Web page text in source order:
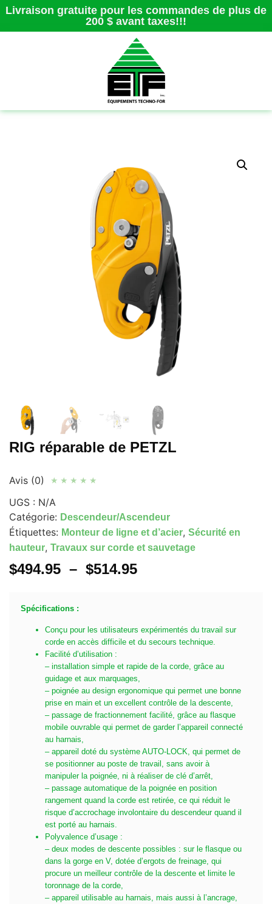
Livraison gratuite pour les commandes de plus de
200 $ avant taxes!!!
RIG réparable de PETZL
Avis (0) ★ ★ ★ ★ ★
UGS : N/A
Catégorie: Descendeur/Ascendeur
Étiquettes: Monteur de ligne et d’acier, Sécurité en
hauteur, Travaux sur corde et sauvetage
$494.95 – $514.95
Spécifications :
Conçu pour les utilisateurs expérimentés du travail sur
corde en accès difficile et du secours technique.
Facilité d’utilisation :
– installation simple et rapide de la corde, grâce au
guidage et aux marquages,
– poignée au design ergonomique qui permet une bonne
prise en main et un excellent contrôle de la descente,
– passage de fractionnement facilité, grâce au flasque
mobile ouvrable qui permet de garder l’appareil connecté
au harnais,
– appareil doté du système AUTO-LOCK, qui permet de
se positionner au poste de travail, sans avoir à
manipuler la poignée, ni à réaliser de clé d’arrêt,
– passage automatique de la poignée en position
rangement quand la corde est retirée, ce qui réduit le
risque d’accrochage involontaire du descendeur quand il
est porté au harnais.
Polyvalence d’usage :
– deux modes de descente possibles : sur le flasque ou
dans la gorge en V, dotée d’ergots de freinage, qui
procure un meilleur contrôle de la descente et limite le
toronnage de la corde,
– appareil utilisable au harnais, mais aussi à l’ancrage,